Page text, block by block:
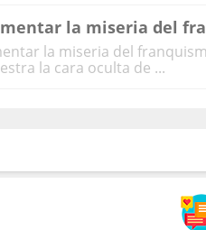
la miseria del
la miseria del
la cara oculta de ...